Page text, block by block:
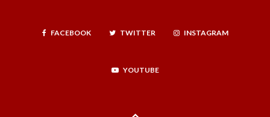
FACEBOOK TWITTER INSTAGRAM
YOUTUBE